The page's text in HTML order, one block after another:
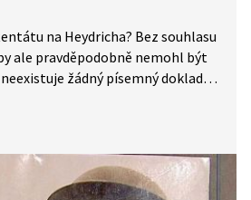
na Heydricha? Bez souhlasu
ale pravděpodobně nemohl být
žádný písemný doklad,